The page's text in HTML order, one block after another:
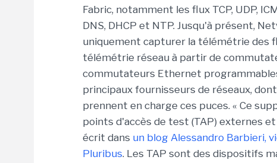
Fabric, notamment les flux TCP, UDP,
DNS, DHCP et NTP. Jusqu'à présent,
uniquement capturer la télémétrie des
télémétrie réseau à partir de
commutateurs Ethernet
principaux fournisseurs de réseaux,
prennent en charge ces puces. « Ce
points d'accès de test (TAP) externes
écrit dans un blog Alessandro Barbieri,
Pluribus. Les TAP sont des dispositifs